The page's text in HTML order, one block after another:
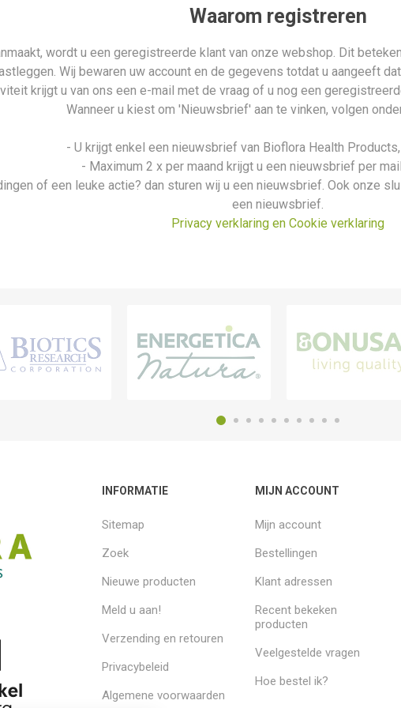
Waarom registreren
wordt u een geregistreerde klant van onze webshop. Dit
Wij bewaren uw account en de gegevens totdat u aangeeft
krijgt u van ons een e-mail met de vraag of u nog een
Wanneer u kiest om 'Nieuwsbrief' aan te vinken, volgen
- U krijgt enkel een nieuwsbrief van Bioflora Health
- Maximum 2 x per maand krijgt u een nieuwsbrief per
of een leuke actie? dan sturen wij u een nieuwsbrief. Ook onze
een nieuwsbrief.
Privacy verklaring en Cookie verklaring
INFORMATIE
Sitemap
Zoek
Nieuwe producten
Meld u aan!
Verzending en retouren
Privacybeleid
Algemene voorwaarden
MIJN ACCOUNT
Mijn account
Bestellingen
Klant adressen
Recent bekeken
producten
Veelgestelde vragen
Hoe bestel ik?